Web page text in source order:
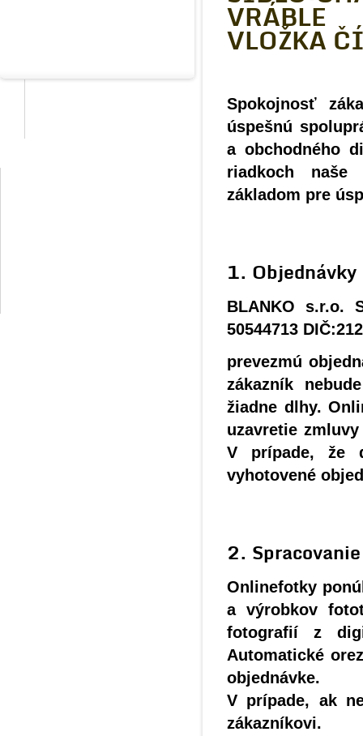
VRÁBLE
VLOŽKA
Spokojnosť
úspešnú
a obchodného
riadkoch naše
základom pre
1. Objednávky
BLANKO s.r.o.
50544713
prevezmú
zákazník
žiadne dlhy.
uzavretie
V prípade, že
vyhotovené
2. Spracovanie
Onlinefotky
a výrobkov
fotografií z
Automatické
objednávke.
V prípade, ak
zákazníkovi.